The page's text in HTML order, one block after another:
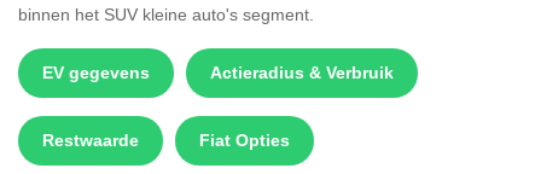
binnen het SUV kleine auto's segment.
EV gegevens Actieradius & Verbruik
Restwaarde Fiat Opties